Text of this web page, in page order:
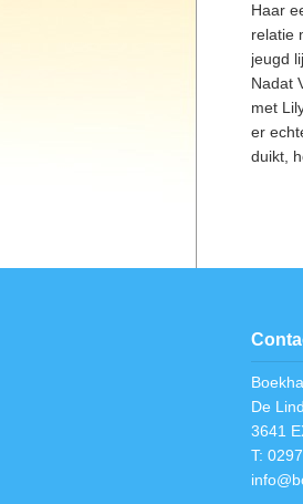
Haar
relatie
jeugd
Nadat
met
er
duikt,
De
3641
T: